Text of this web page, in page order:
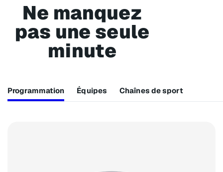
Ne manquez
pas une seule
minute
Programmation Équipes Chaînes de sport